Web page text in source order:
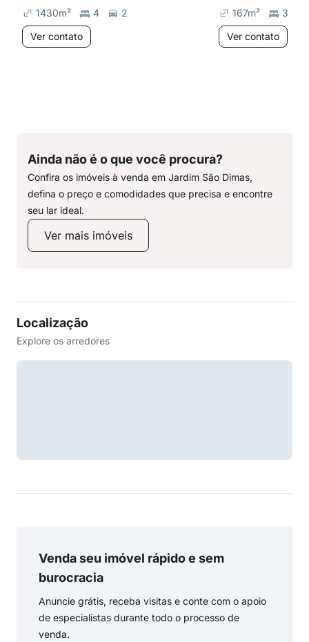
1430m² 4
2
Ver contato
167m²
3
Ver contato
Ainda não é o que você procura?
Confira os imóveis à venda em Jardim São Dimas,
defina o preço e comodidades que precisa e encontre
seu lar ideal.
Ver mais imóveis
Localização
Explore os arredores
Venda seu imóvel rápido e sem
burocracia
Anuncie grátis, receba visitas e conte com o apoio
de especialistas durante todo o processo de
venda.